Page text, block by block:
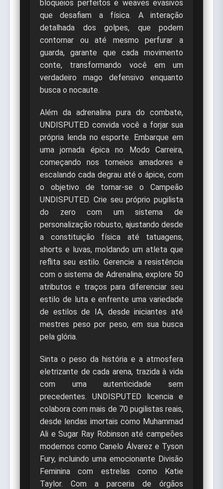
bloqueios perfeitos e weaves evasivos
que desafiam a física. A interação
detalhada dos golpes, que podem
contornar ou até mesmo perfurar a
guarda, garante que cada movimento
conte, transformando você em um
verdadeiro mago defensivo enquanto
busca o nocaute.
Além da adrenalina pura do combate,
UNDISPUTED convida você a forjar sua
própria lenda no esporte. Embarque em
uma jornada épica no Modo Carreira,
começando nos torneios amadores e
escalando cada degrau até o ápice, com
o objetivo de tornar-se o Campeão
UNDISPUTED. Crie seu próprio pugilista
do zero com um sistema de
personalização robusto, ajustando desde
a constituição física até tatuagens,
shorts e luvas, moldando um atleta que
reflita seu estilo. Gerencie a resistência
com o sistema de Adrenalina, explore 50
atributos e traços para diferenciar seu
estilo de luta e enfrente uma variedade
de estilos de IA, desde iniciantes até
mestres peso por peso, em sua busca
pela glória.
Sinta o peso da história e a atmosfera
eletrizante de cada arena, trazida à vida
com uma autenticidade sem
precedentes. UNDISPUTED licencia e
colabora com mais de 70 pugilistas reais,
desde lendas imortais como Muhammad
Ali e Sugar Ray Robinson até campeões
modernos como Canelo Álvarez e Tyson
Fury, incluindo uma emocionante Divisão
Feminina com estrelas como Katie
Taylor. Com a parceria de órgãos